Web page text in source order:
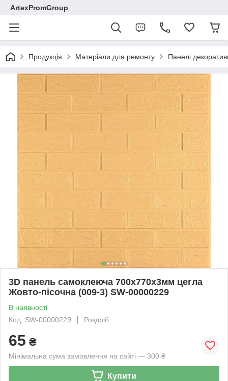
ArtexPromGroup
Продукція Матеріали для ремонту Панелі
3D панель самоклеюча 700х770х3мм цегла
Жовто-пісочна (009-3) SW-00000229
В наявності
Код: SW-00000229
Роздріб
65 ₴
Мінімальна сума замовлення на сайті — 300 ₴
Купити